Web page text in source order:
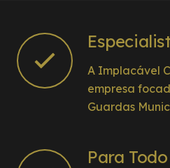
A Implacável
empresa
Guardas
Para